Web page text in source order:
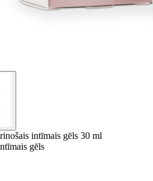
intīmais gēls 30 ml
gēls